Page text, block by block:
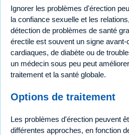
Ignorer les problèmes d'érection
la confiance sexuelle et les
détection de problèmes de santé
érectile est souvent un signe
cardiaques, de diabète ou de
un médecin sous peu peut
traitement et la santé globale.
Options de traitement
Les problèmes d'érection peuvent
différentes approches, en fonction